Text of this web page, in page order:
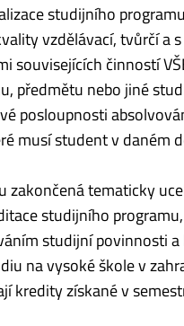
studijního
vzdělávací, tvůrčí a
souvisejících činností
předmětu nebo jiné
posloupnosti
musí student v daném
tematicky
studijního programu,
studijní povinnosti
na vysoké škole v
kredity získané v